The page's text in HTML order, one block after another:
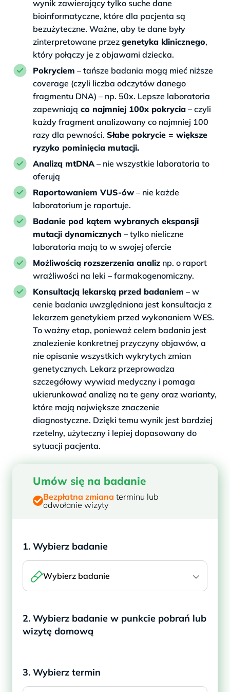
wynik zawierający tylko suche dane
bioinformatyczne, które dla pacjenta są
bezużyteczne. Ważne, aby te dane były
zinterpretowane przez genetyka klinicznego,
który połączy je z objawami dziecka.
Pokryciem – tańsze badania mogą mieć niższe
coverage (czyli liczba odczytów danego
fragmentu DNA) – np. 50x. Lepsze laboratoria
zapewniają co najmniej 100x pokrycia – czyli
każdy fragment analizowany co najmniej 100
razy dla pewności. Słabe pokrycie = większe
ryzyko pominięcia mutacji.
Analizą mtDNA – nie wszystkie laboratoria to
oferują
Raportowaniem VUS-ów – nie każde
laboratorium je raportuje.
Badanie pod kątem wybranych ekspansji
mutacji dynamicznych – tylko nieliczne
laboratoria mają to w swojej ofercie
Możliwością rozszerzenia analiz np. o raport
wrażliwości na leki – farmakogenomiczny.
Konsultacją lekarską przed badaniem – w
cenie badania uwzględniona jest konsultacja z
lekarzem genetykiem przed wykonaniem WES.
To ważny etap, ponieważ celem badania jest
znalezienie konkretnej przyczyny objawów, a
nie opisanie wszystkich wykrytych zmian
genetycznych. Lekarz przeprowadza
szczegółowy wywiad medyczny i pomaga
ukierunkować analizę na te geny oraz warianty,
które mają największe znaczenie
diagnostyczne. Dzięki temu wynik jest bardziej
rzetelny, użyteczny i lepiej dopasowany do
sytuacji pacjenta.
Umów się na badanie
Bezpłatna zmiana terminu lub
odwołanie wizyty
1. Wybierz badanie
Wybierz badanie
2. Wybierz badanie w punkcie pobrań lub
wizytę domową
3. Wybierz termin